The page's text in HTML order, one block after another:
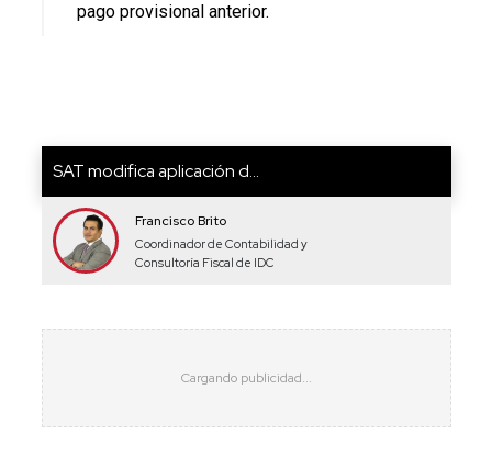
pago provisional anterior.
SAT modifica aplicación d...
Francisco Brito
Coordinador de Contabilidad y
Consultoría Fiscal de IDC